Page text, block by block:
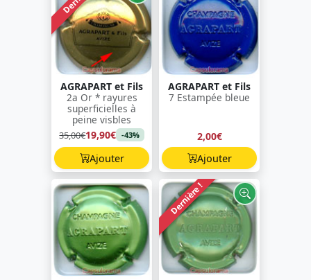
AGRAPART et Fils
2a Or * rayures
superficielles à
peine visbles
35,00€19,90€ -43%
Ajouter
AGRAPART et Fils
7 Estampée bleue
2,00€
Ajouter
Dernière !